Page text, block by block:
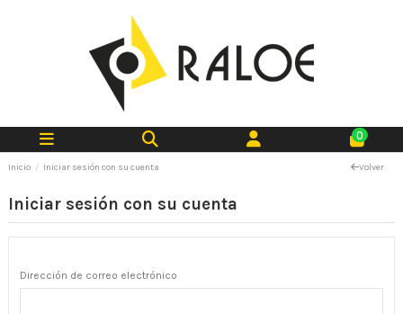
0
Inicio Iniciar sesión con su cuenta Volver
Iniciar sesión con su cuenta
Dirección de correo electrónico